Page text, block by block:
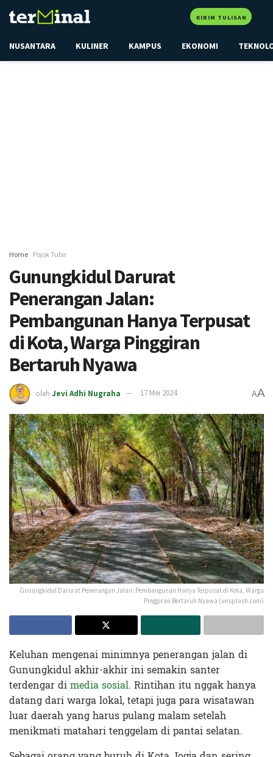
KIRIM TULISAN
NUSANTARA KULINER KAMPUS EKONOMI
Home Pojok Tubir
Gunungkidul Darurat
Penerangan Jalan:
Pembangunan Hanya Terpusat
di Kota, Warga Pinggiran
Bertaruh Nyawa
oleh Jevi Adhi Nugraha 17 Mei 2024 AA
Gunungkidul Darurat Penerangan Jalan: Pembangunan Hanya Terpusat di Kota, Warga
Pinggiran Bertaruh Nyawa (unsplash.com)
Keluhan mengenai minimnya penerangan jalan di
Gunungkidul akhir-akhir ini semakin santer
terdengar dimedia sosial. Rintihan itu nggak hanya
datang dari warga lokal, tetapi juga para wisatawan
luar daerah yang harus pulang malam setelah
menikmati matahari tenggelam di pantai selatan.